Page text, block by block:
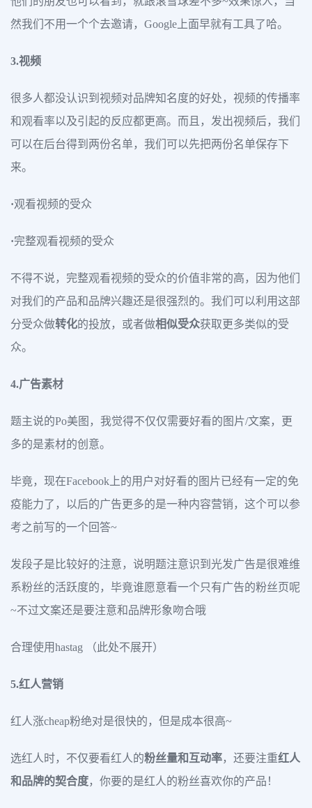
然我们不用一个个去邀请，Google上面早就有工具了哈。
3.视频
很多人都没认识到视频对品牌知名度的好处，视频的传播率
和观看率以及引起的反应都更高。而且，发出视频后，我们
可以在后台得到两份名单，我们可以先把两份名单保存下
来。
·观看视频的受众
·完整观看视频的受众
不得不说，完整观看视频的受众的价值非常的高，因为他们
对我们的产品和品牌兴趣还是很强烈的。我们可以利用这部
分受众做转化的投放，或者做相似受众获取更多类似的受
众。
4.广告素材
题主说的Po美图，我觉得不仅仅需要好看的图片/文案，更
多的是素材的创意。
毕竟，现在Facebook上的用户对好看的图片已经有一定的免
疫能力了，以后的广告更多的是一种内容营销，这个可以参
考之前写的一个回答~
发段子是比较好的注意，说明题注意识到光发广告是很难维
系粉丝的活跃度的，毕竟谁愿意看一个只有广告的粉丝页呢
~不过文案还是要注意和品牌形象吻合哦
合理使用hastag （此处不展开）
5.红人营销
红人涨cheap粉绝对是很快的，但是成本很高~
选红人时，不仅要看红人的粉丝量和互动率，还要注重红人
和品牌的契合度，你要的是红人的粉丝喜欢你的产品！